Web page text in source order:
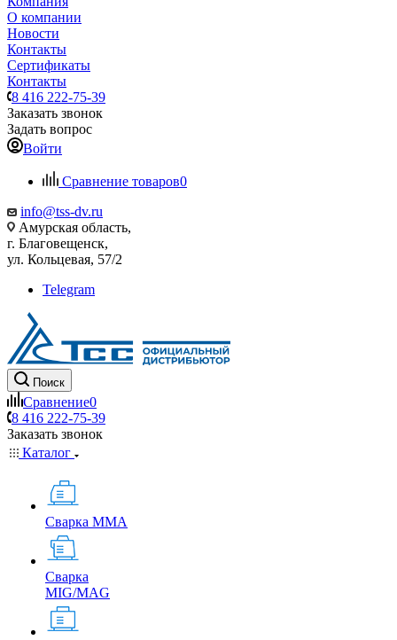
О компании
Новости
Контакты
Сертификаты
Контакты
8 416 222-75-39
Заказать звонок
Задать вопрос
Войти
Сравнение товаров0
info@tss-dv.ru
Амурская область,
г. Благовещенск,
ул. Кольцевая, 57/2
Telegram
Поиск
Сравнение0
8 416 222-75-39
Заказать звонок
Каталог
Сварка MMA
Сварка
MIG/MAG